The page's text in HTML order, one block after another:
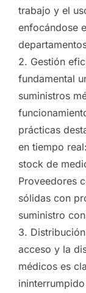
trabajo y el
enfocándose
2. Gestión
fundamental
suministros
prácticas
en tiempo
stock de
Proveedores
sólidas con
suministro
3.
acceso y la
médicos es